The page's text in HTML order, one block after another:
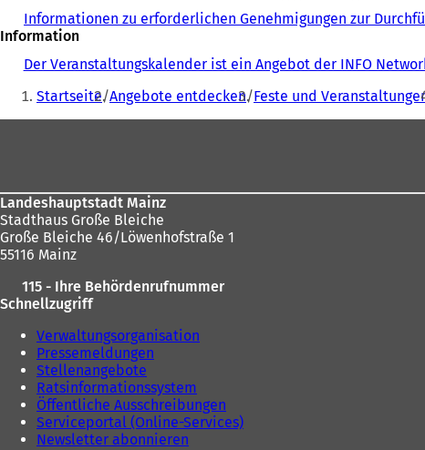
Informationen zu erforderlichen Genehmigungen zur
Information
Der Veranstaltungskalender ist ein Angebot der INFO
Sie
befinden
Startseite Angebote entdecken Feste und
Landeshauptstadt Mainz
Stadthaus Große Bleiche
Große Bleiche 46/Löwenhofstraße 1
55116 Mainz
115 - Ihre Behördenrufnummer
Schnellzugriff
Verwaltungsorganisation
Pressemeldungen
Stellenangebote
Ratsinformationssystem
Öffentliche Ausschreibungen
Serviceportal (Online-Services)
Newsletter abonnieren